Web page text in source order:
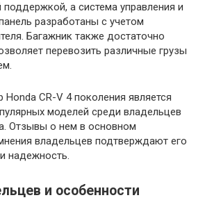
а система управления и
разработаны с учетом
Багажник также достаточно
перевозить различные грузы
CR-V 4 поколения является
моделей среди владельцев
Отзывы о нем в основном
владельцев подтверждают его
надежность.
и особенности